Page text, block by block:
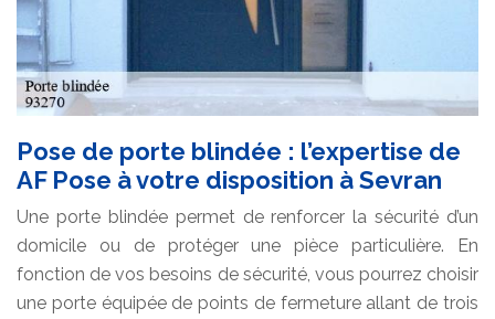
Pose de porte blindée : l’expertise de
AF Pose à votre disposition à Sevran
Une porte blindée permet de renforcer la sécurité d’un
domicile ou de protéger une pièce particulière. En
fonction de vos besoins de sécurité, vous pourrez choisir
une porte équipée de points de fermeture allant de trois